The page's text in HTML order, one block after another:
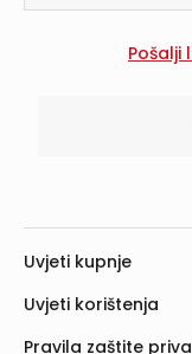
Uvjeti kupnje
Uvjeti korištenja
Pravila zaštite